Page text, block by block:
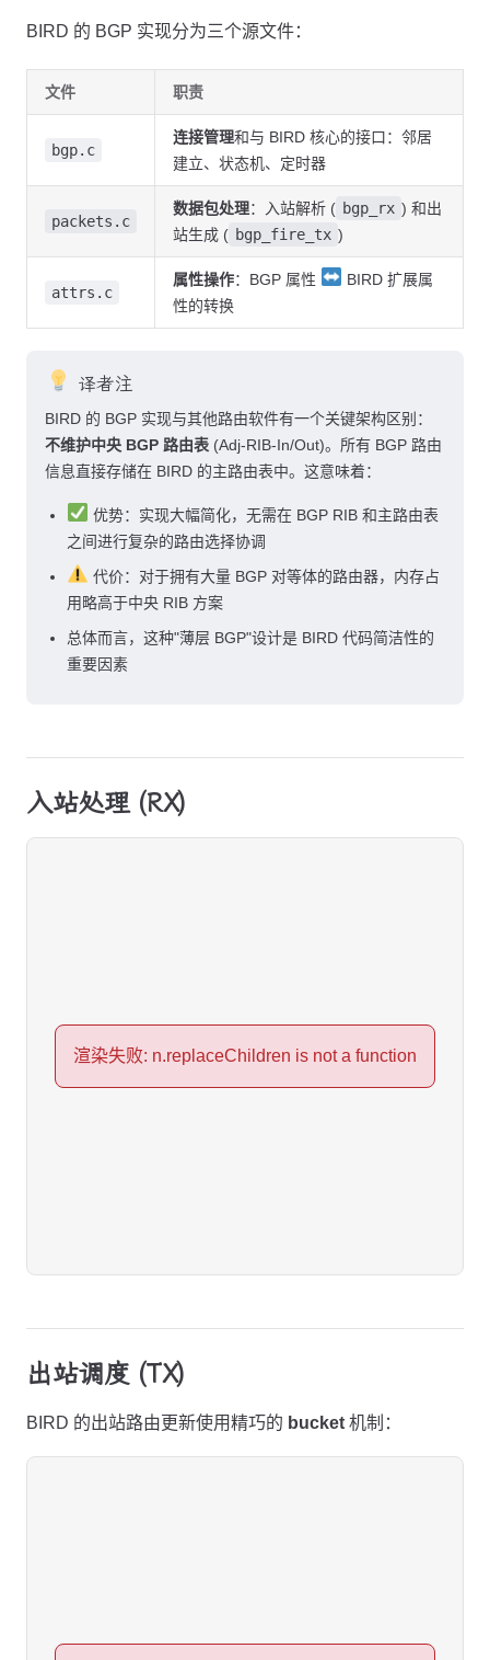
BIRD 的 BGP 实现分为三个源文件：
文件 职责
bgp.c
连接管理和与 BIRD 核心的接口：邻居
建立、状态机、定时器
packets.c
数据包处理：入站解析 ( bgp_rx ) 和出
站生成 ( bgp_fire_tx )
attrs.c
属性操作：BGP 属性
BIRD 扩展属
性的转换
译者注
BIRD 的 BGP 实现与其他路由软件有一个关键架构区别：
不维护中央 BGP 路由表 (Adj-RIB-In/Out)。所有 BGP 路由
信息直接存储在 BIRD 的主路由表中。这意味着：
优势：实现大幅简化，无需在 BGP RIB 和主路由表
之间进行复杂的路由选择协调
代价：对于拥有大量 BGP 对等体的路由器，内存占
用略高于中央 RIB 方案
总体而言，这种"薄层 BGP"设计是 BIRD 代码简洁性的
重要因素
入站处理 (RX)
渲染失败: n.replaceChildren is not a function
出站调度 (TX)
BIRD 的出站路由更新使用精巧的 bucket 机制：